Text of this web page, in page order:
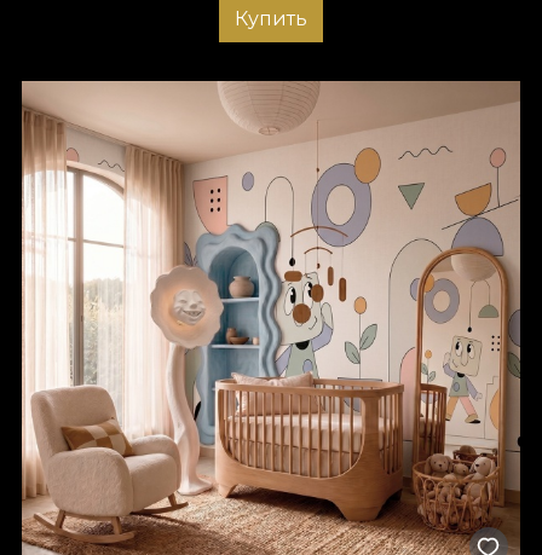
Купить